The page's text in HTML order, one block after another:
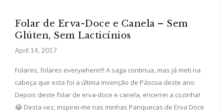
Folar de Erva-Doce e Canela – Sem
Glúten, Sem Lacticínios
April 14, 2017
Folares, folares everywhere!!! A saga continua, mas já meti na
cabeça que esta foi a última invenção de Páscoa deste ano.
Depois deste folar de erva-doce e canela, encerrei a cozinha!
😂 Desta vez, inspirei-me nas minhas Panquecas de Erva Doce